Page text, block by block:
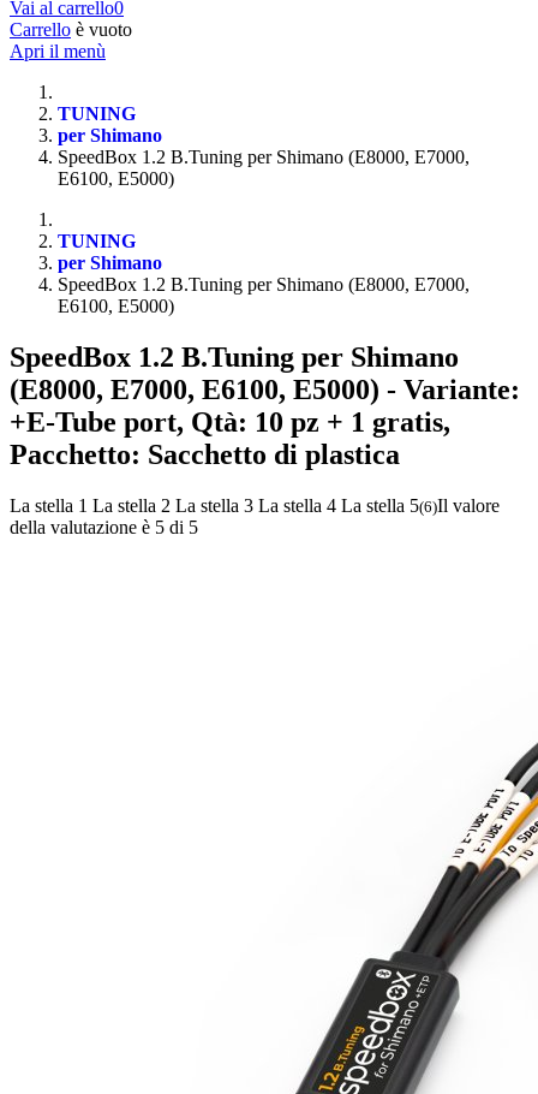
Vai al carrello0
Carrello è vuoto
Apri il menù
TUNING
per Shimano
SpeedBox 1.2 B.Tuning per Shimano (E8000, E7000,
E6100, E5000)
TUNING
per Shimano
SpeedBox 1.2 B.Tuning per Shimano (E8000, E7000,
E6100, E5000)
SpeedBox 1.2 B.Tuning per Shimano
(E8000, E7000, E6100, E5000) - Variante:
+E-Tube port, Qtà: 10 pz + 1 gratis,
Pacchetto: Sacchetto di plastica
La stella 1 La stella 2 La stella 3 La stella 4 La stella 5(6)Il valore
della valutazione è 5 di 5